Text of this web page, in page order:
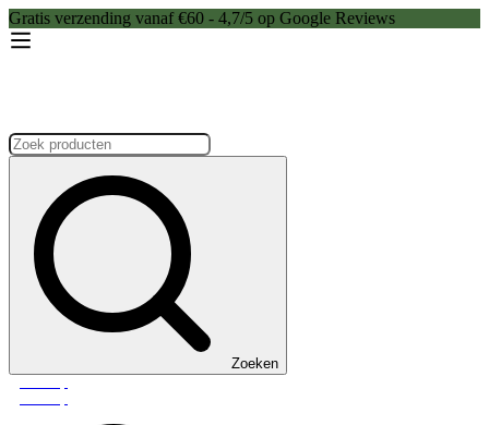
Gratis verzending vanaf €60 - 4,7/5 op Google Reviews
Zoeken:
Zoeken